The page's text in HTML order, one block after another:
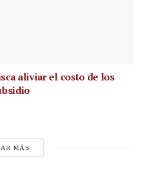
aliviar el costo de los
MÁS